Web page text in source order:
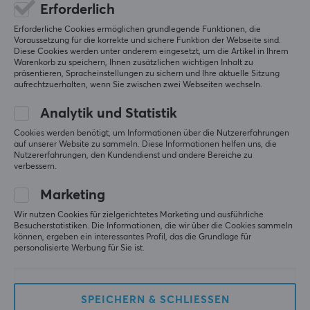
MARKE
Luminkey ist ein Hersteller von Hochleistungs-
Tastaturen mit Fokus auf mechanische und
minimalistischem Design verbinden. Die Marke wurde
gegründet, um die Lücke zwischen technischer Leistung
und durchdachter Ästhetik zu schließen.
Luminkey entwickelt Tastaturen aus CNC-gefrästem
Aluminium, die auf Langlebigkeit, Akustik und
verfügen über fortschrittliche Funktionen wie hot-
swappable PCBs und magnetische Hall-Effect-
professionelle Anwendungen ermöglichen.
5.0
Basierend auf 1 Bewertung
4
0%
3
0%
2
0%
1
GEBE EINE BEWERTUNG AB
Relevanz
Level 9
Guru Knight
Gute Verarbeitungsqualität, schwer für eine TKL-
Luminkey Luminkey80 Barebone - E-Retro White
Erforderlich
Erforderliche Cookies ermöglichen grundlegende Funktionen, die
Voraussetzung für die korrekte und sichere Funktion der Webseite sind.
Diese Cookies werden unter anderem eingesetzt, um die Artikel in Ihrem
Warenkorb zu speichern, Ihnen zusätzlichen wichtigen Inhalt zu
präsentieren, Spracheinstellungen zu sichern und Ihre aktuelle Sitzung
aufrechtzuerhalten, wenn Sie zwischen zwei Webseiten wechseln.
Analytik und Statistik
Cookies werden benötigt, um Informationen über die Nutzererfahrungen
auf unserer Website zu sammeln. Diese Informationen helfen uns, die
Nutzererfahrungen, den Kundendienst und andere Bereiche zu
verbessern.
Marketing
Wir nutzen Cookies für zielgerichtetes Marketing und ausführliche
Besucherstatistiken. Die Informationen, die wir über die Cookies sammeln
können, ergeben ein interessantes Profil, das die Grundlage für
personalisierte Werbung für Sie ist.
SPEICHERN & SCHLIESSEN